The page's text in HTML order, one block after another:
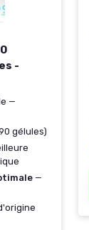
-
—
gélules)
—